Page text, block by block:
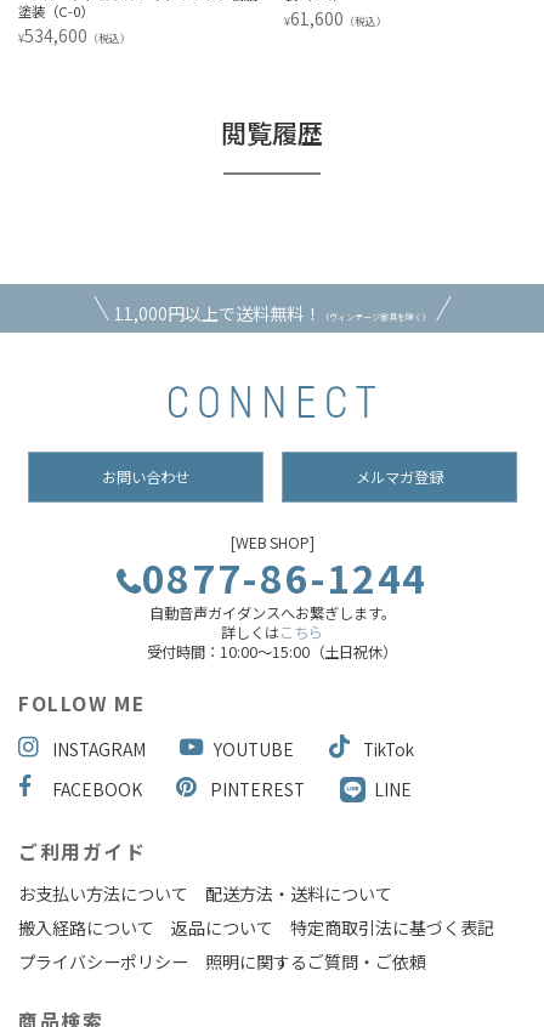
塗装（C-0）
¥534,600 （税込）
¥61,600 （税込）
閲覧履歴
11,000円以上で送料無料！ （ヴィンテージ家具を除く）
お問い合わせ メルマガ登録
[WEB SHOP]
0877-86-1244
自動音声ガイダンスへお繋ぎします。
詳しくはこちら
受付時間：10:00～15:00（土日祝休）
FOLLOW ME
INSTAGRAM YOUTUBE
TikTok
FACEBOOK
PINTEREST LINE
ご利用ガイド
お支払い方法について
配送方法・送料について
搬入経路について
返品について
特定商取引法に基づく表記
プライバシーポリシー
照明に関するご質問・ご依頼
商品検索